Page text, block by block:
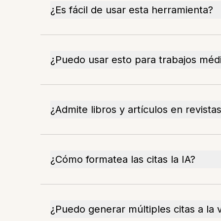
¿Es fácil de usar esta herramienta?
¿Puedo usar esto para trabajos
¿Admite libros y artículos en
¿Cómo formatea las citas la IA?
¿Puedo generar múltiples citas a la